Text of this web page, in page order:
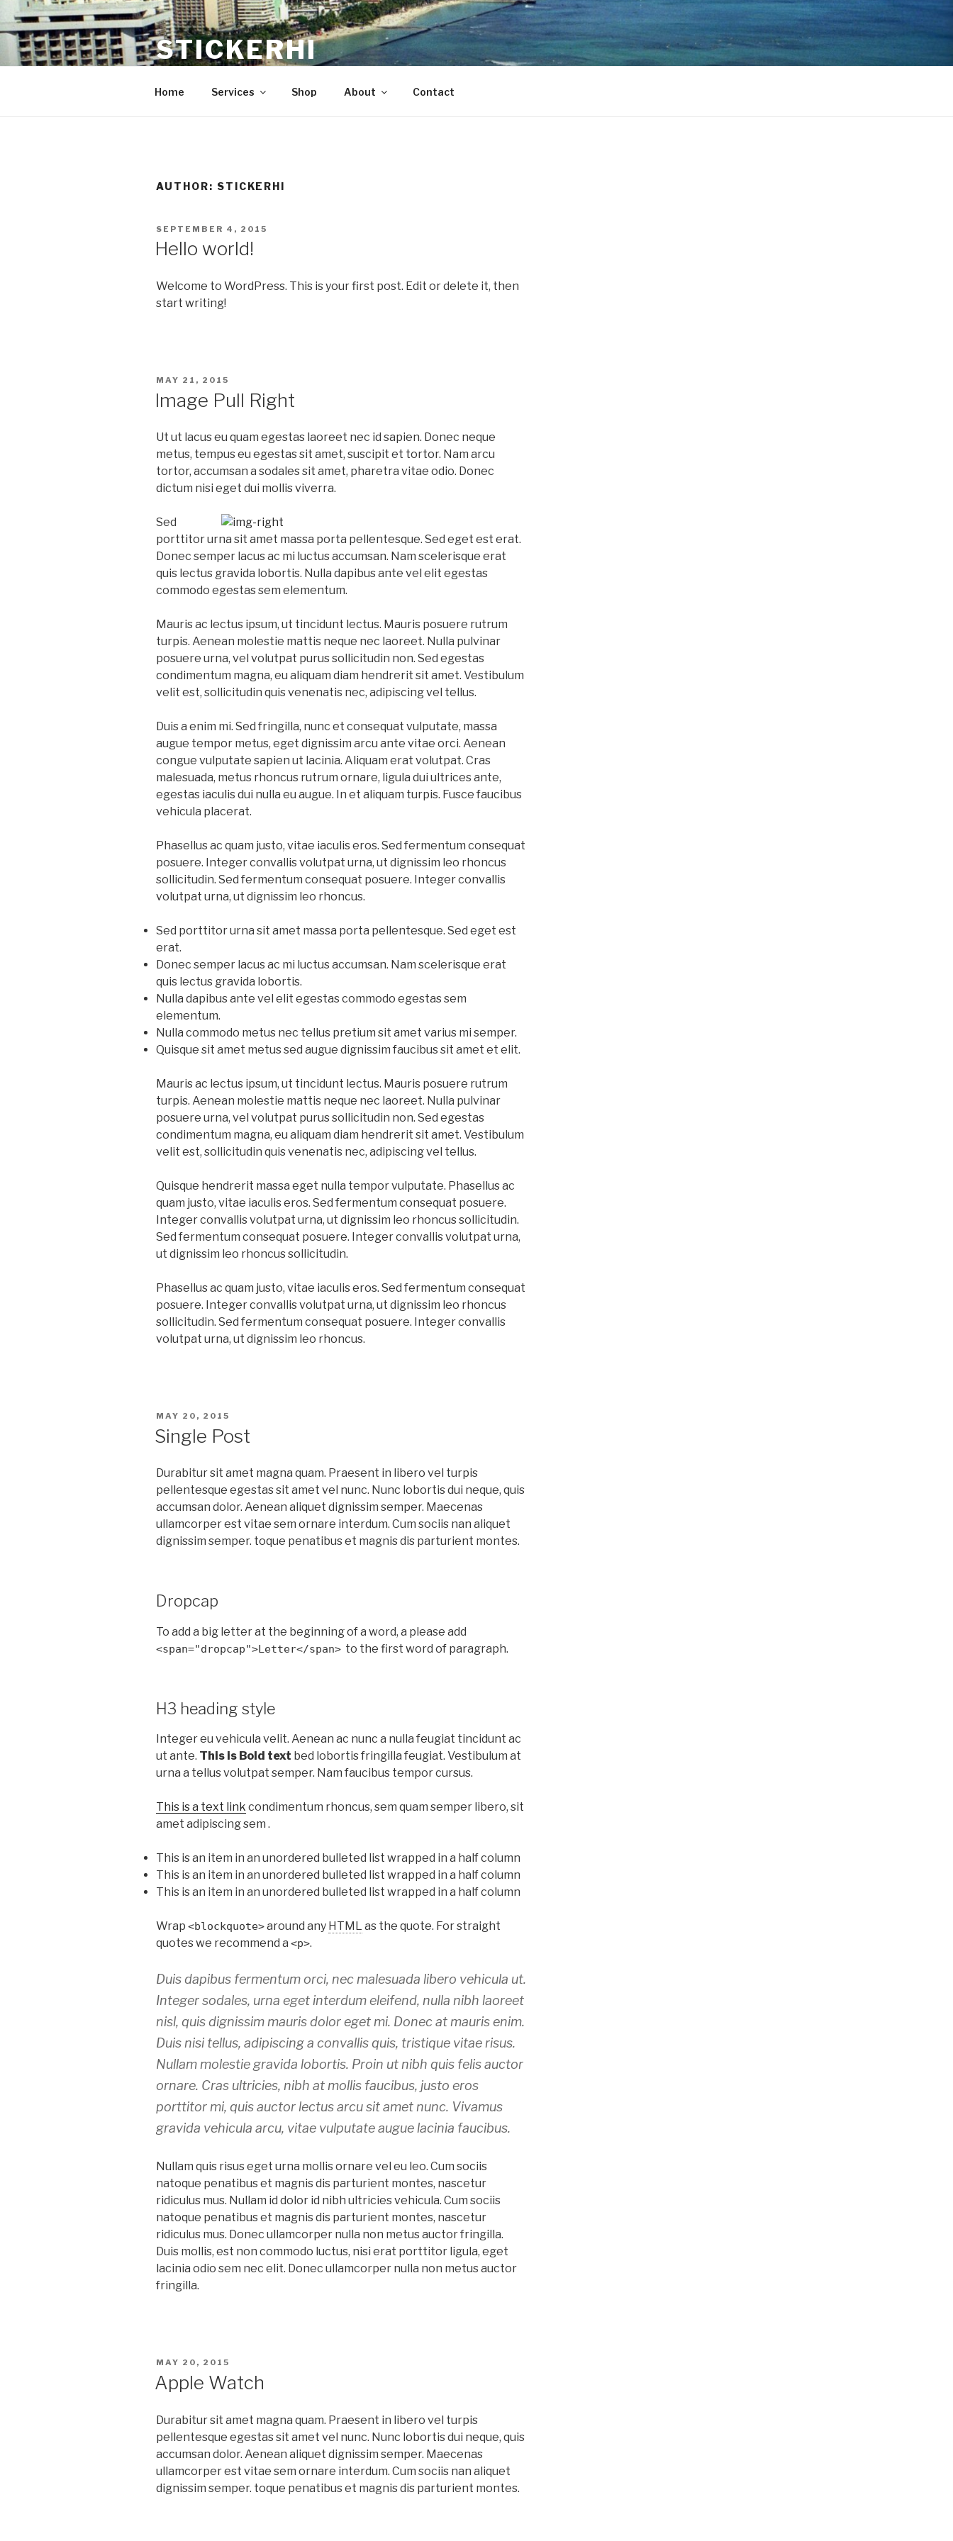
to
content
STICKERHI
Home Services Shop About Contact
AUTHOR: STICKERHI
POSTED
SEPTEMBER 4, 2015
Hello world!
Welcome to WordPress. This is your first post. Edit or delete it, then
start writing!
POSTED
MAY 21, 2015
Image Pull Right
Ut ut lacus eu quam egestas laoreet nec id sapien. Donec neque
metus, tempus eu egestas sit amet, suscipit et tortor. Nam arcu
tortor, accumsan a sodales sit amet, pharetra vitae odio. Donec
dictum nisi eget dui mollis viverra.
Sed
porttitor urna sit amet massa porta pellentesque. Sed eget est erat.
Donec semper lacus ac mi luctus accumsan. Nam scelerisque erat
quis lectus gravida lobortis. Nulla dapibus ante vel elit egestas
commodo egestas sem elementum.
Mauris ac lectus ipsum, ut tincidunt lectus. Mauris posuere rutrum
turpis. Aenean molestie mattis neque nec laoreet. Nulla pulvinar
posuere urna, vel volutpat purus sollicitudin non. Sed egestas
condimentum magna, eu aliquam diam hendrerit sit amet. Vestibulum
velit est, sollicitudin quis venenatis nec, adipiscing vel tellus.
Duis a enim mi. Sed fringilla, nunc et consequat vulputate, massa
augue tempor metus, eget dignissim arcu ante vitae orci. Aenean
congue vulputate sapien ut lacinia. Aliquam erat volutpat. Cras
malesuada, metus rhoncus rutrum ornare, ligula dui ultrices ante,
egestas iaculis dui nulla eu augue. In et aliquam turpis. Fusce faucibus
vehicula placerat.
Phasellus ac quam justo, vitae iaculis eros. Sed fermentum consequat
posuere. Integer convallis volutpat urna, ut dignissim leo rhoncus
sollicitudin. Sed fermentum consequat posuere. Integer convallis
volutpat urna, ut dignissim leo rhoncus.
Sed porttitor urna sit amet massa porta pellentesque. Sed eget est
erat.
Donec semper lacus ac mi luctus accumsan. Nam scelerisque erat
quis lectus gravida lobortis.
Nulla dapibus ante vel elit egestas commodo egestas sem
elementum.
Nulla commodo metus nec tellus pretium sit amet varius mi semper.
Quisque sit amet metus sed augue dignissim faucibus sit amet et elit.
Mauris ac lectus ipsum, ut tincidunt lectus. Mauris posuere rutrum
turpis. Aenean molestie mattis neque nec laoreet. Nulla pulvinar
posuere urna, vel volutpat purus sollicitudin non. Sed egestas
condimentum magna, eu aliquam diam hendrerit sit amet. Vestibulum
velit est, sollicitudin quis venenatis nec, adipiscing vel tellus.
Quisque hendrerit massa eget nulla tempor vulputate. Phasellus ac
quam justo, vitae iaculis eros. Sed fermentum consequat posuere.
Integer convallis volutpat urna, ut dignissim leo rhoncus sollicitudin.
Sed fermentum consequat posuere. Integer convallis volutpat urna,
ut dignissim leo rhoncus sollicitudin.
Phasellus ac quam justo, vitae iaculis eros. Sed fermentum consequat
posuere. Integer convallis volutpat urna, ut dignissim leo rhoncus
sollicitudin. Sed fermentum consequat posuere. Integer convallis
volutpat urna, ut dignissim leo rhoncus.
POSTED
MAY 20, 2015
Single Post
Durabitur sit amet magna quam. Praesent in libero vel turpis
pellentesque egestas sit amet vel nunc. Nunc lobortis dui neque, quis
accumsan dolor. Aenean aliquet dignissim semper. Maecenas
ullamcorper est vitae sem ornare interdum. Cum sociis nan aliquet
dignissim semper. toque penatibus et magnis dis parturient montes.
Dropcap
To add a big letter at the beginning of a word, a please add
<span="dropcap">Letter</span> to the first word of paragraph.
H3 heading style
Integer eu vehicula velit. Aenean ac nunc a nulla feugiat tincidunt ac
ut ante. This is Bold text bed lobortis fringilla feugiat. Vestibulum at
urna a tellus volutpat semper. Nam faucibus tempor cursus.
This is a text link condimentum rhoncus, sem quam semper libero, sit
amet adipiscing sem .
This is an item in an unordered bulleted list wrapped in a half column
This is an item in an unordered bulleted list wrapped in a half column
This is an item in an unordered bulleted list wrapped in a half column
Wrap <blockquote>around any HTML as the quote. For straight
quotes we recommend a <p>.
Duis dapibus fermentum orci, nec malesuada libero vehicula ut.
Integer sodales, urna eget interdum eleifend, nulla nibh laoreet
nisl, quis dignissim mauris dolor eget mi. Donec at mauris enim.
Duis nisi tellus, adipiscing a convallis quis, tristique vitae risus.
Nullam molestie gravida lobortis. Proin ut nibh quis felis auctor
ornare. Cras ultricies, nibh at mollis faucibus, justo eros
porttitor mi, quis auctor lectus arcu sit amet nunc. Vivamus
gravida vehicula arcu, vitae vulputate augue lacinia faucibus.
Nullam quis risus eget urna mollis ornare vel eu leo. Cum sociis
natoque penatibus et magnis dis parturient montes, nascetur
ridiculus mus. Nullam id dolor id nibh ultricies vehicula. Cum sociis
natoque penatibus et magnis dis parturient montes, nascetur
ridiculus mus. Donec ullamcorper nulla non metus auctor fringilla.
Duis mollis, est non commodo luctus, nisi erat porttitor ligula, eget
lacinia odio sem nec elit. Donec ullamcorper nulla non metus auctor
fringilla.
POSTED
MAY 20, 2015
Apple Watch
Durabitur sit amet magna quam. Praesent in libero vel turpis
pellentesque egestas sit amet vel nunc. Nunc lobortis dui neque, quis
accumsan dolor. Aenean aliquet dignissim semper. Maecenas
ullamcorper est vitae sem ornare interdum. Cum sociis nan aliquet
dignissim semper. toque penatibus et magnis dis parturient montes.